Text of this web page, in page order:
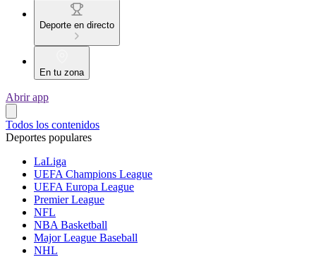
Deporte en directo
En tu zona
Abrir app
Todos los contenidos
Deportes populares
LaLiga
UEFA Champions League
UEFA Europa League
Premier League
NFL
NBA Basketball
Major League Baseball
NHL